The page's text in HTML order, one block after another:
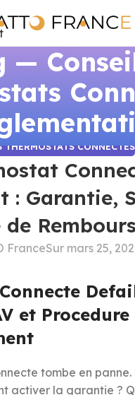
—
THERMOSTATS CONNECTÉS
: Garantie,
de
FranceSur mars 25,
et Procedure
tombe en panne.
activer la garantie ?